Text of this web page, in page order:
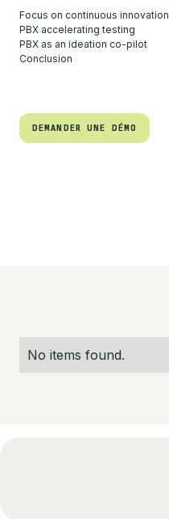
Focus on continuous innovation
PBX accelerating testing
PBX as an ideation co-pilot
Conclusion
DEMANDER UNE DÉMO
DEMANDER UNE DÉMO
No items found.